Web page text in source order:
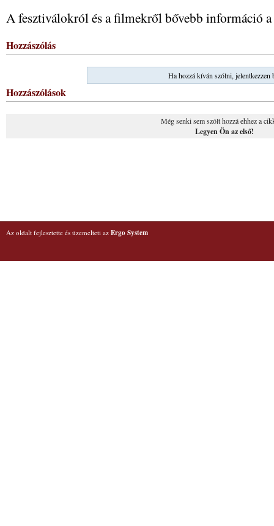
A fesztiválokról és a filmekről bővebb információ a
Hozzászólás
Ha hozzá kíván szólni, jelentkezzen
Hozzászólások
Még senki sem szólt hozzá ehhez a
Legyen Ön az első!
Az oldalt fejlesztette és üzemelteti az Ergo System